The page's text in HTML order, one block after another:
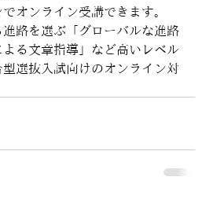
オンライン受講できます。
路を選ぶ「グローバルな進路
る文章指導」など高いレベル
選抜入試向けのオンライン対